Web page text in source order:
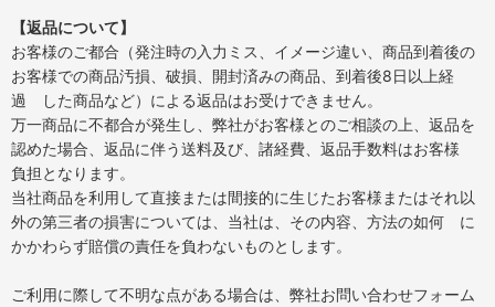
【返品について】
お客様のご都合（発注時の入力ミス、イメージ違い、商品到着後の
お客様での商品汚損、破損、開封済みの商品、到着後8日以上経
過 した商品など）による返品はお受けできません。
万一商品に不都合が発生し、弊社がお客様とのご相談の上、返品を
認めた場合、返品に伴う送料及び、諸経費、返品手数料はお客様
負担となります。
当社商品を利用して直接または間接的に生じたお客様またはそれ以
外の第三者の損害については、当社は、その内容、方法の如何 に
かかわらず賠償の責任を負わないものとします。
ご利用に際して不明な点がある場合は、弊社お問い合わせフォーム